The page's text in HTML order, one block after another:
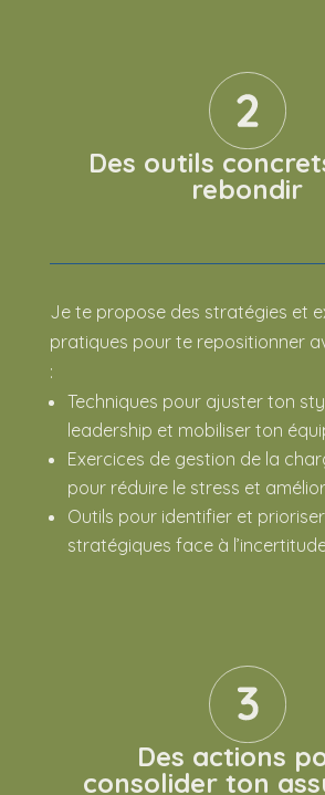
Des outils
rebondir
Je te propose des stratégies et
pratiques pour te repositionner
:
Techniques pour ajuster ton
leadership et mobiliser ton
Exercices de gestion de la
pour réduire le stress et
Outils pour identifier et
stratégiques face à
Des actions
consolider ton